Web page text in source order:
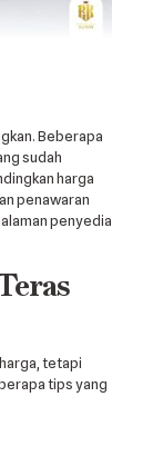
Beberapa
sudah
harga
penawaran
penyedia
tetapi
tips yang